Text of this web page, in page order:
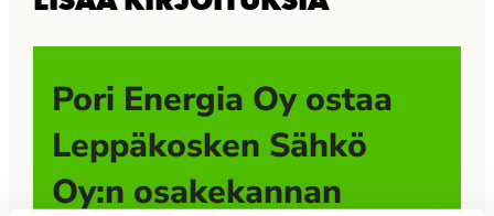
Pori Energia Oy ostaa
Leppäkosken Sähkö
Oy:n osakekannan